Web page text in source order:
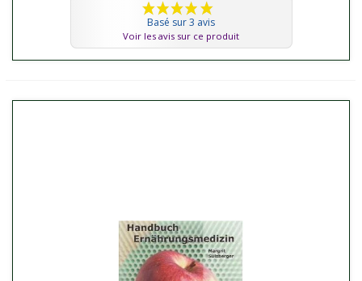
Basé sur 3 avis
Voir les avis sur ce produit